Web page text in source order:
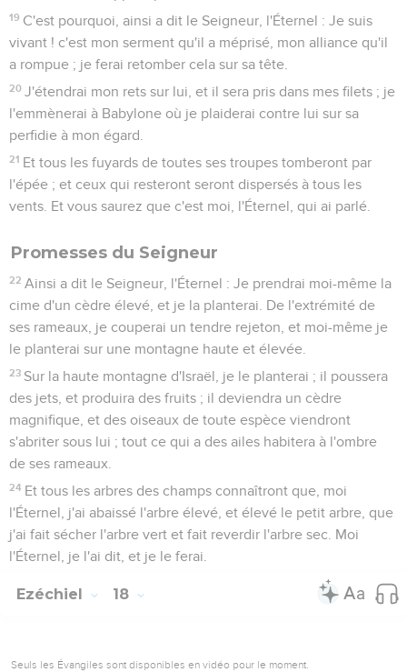
19 C'est pourquoi, ainsi a dit le Seigneur, l'Éternel : Je suis
vivant ! c'est mon serment qu'il a méprisé, mon alliance qu'il
a rompue ; je ferai retomber cela sur sa tête.
20 J'étendrai mon rets sur lui, et il sera pris dans mes filets ; je
l'emmènerai à Babylone où je plaiderai contre lui sur sa
perfidie à mon égard.
21 Et tous les fuyards de toutes ses troupes tomberont par
l'épée ; et ceux qui resteront seront dispersés à tous les
vents. Et vous saurez que c'est moi, l'Éternel, qui ai parlé.
Promesses du Seigneur
22 Ainsi a dit le Seigneur, l'Éternel : Je prendrai moi-même la
cime d'un cèdre élevé, et je la planterai. De l'extrémité de
ses rameaux, je couperai un tendre rejeton, et moi-même je
le planterai sur une montagne haute et élevée.
23 Sur la haute montagne d'Israël, je le planterai ; il poussera
des jets, et produira des fruits ; il deviendra un cèdre
magnifique, et des oiseaux de toute espèce viendront
s'abriter sous lui ; tout ce qui a des ailes habitera à l'ombre
de ses rameaux.
24 Et tous les arbres des champs connaîtront que, moi
l'Éternel, j'ai abaissé l'arbre élevé, et élevé le petit arbre, que
j'ai fait sécher l'arbre vert et fait reverdir l'arbre sec. Moi
l'Éternel, je l'ai dit, et je le ferai.
Ezéchiel 18
Seuls les Évangiles sont disponibles en vidéo pour le moment.